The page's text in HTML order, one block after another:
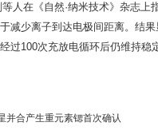
人在《自然·纳米技术》杂志上
减少离子到达电极间距离。结
过100次充放电循环后仍维持
并合产生重元素锶首次确认